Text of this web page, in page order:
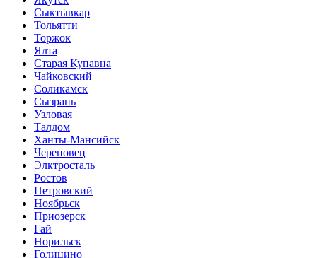
Сыктывкар
Тольятти
Торжок
Ялта
Старая Купавна
Чайковский
Соликамск
Сызрань
Узловая
Талдом
Ханты-Мансийск
Череповец
Элктросталь
Ростов
Петровский
Ноябрьск
Приозерск
Гай
Норильск
Голицино